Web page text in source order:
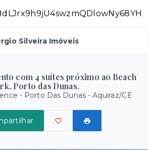
Silveira Imóveis
com 4 suítes próximo ao Beach
Porto das Dunas.
- Porto Das Dunas - Aquiraz/CE